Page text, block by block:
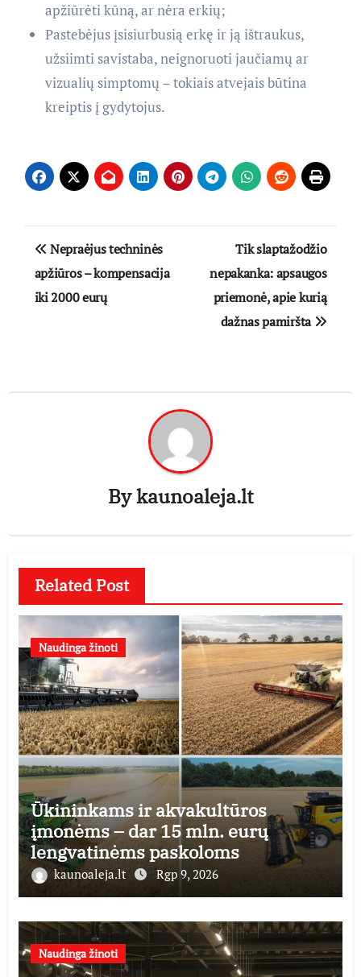
apžiūrėti kūną, ar nėra erkių;
Pastebėjus įsisiurbusią erkę ir ją ištraukus,
užsiimti savistaba, neignoruoti jaučiamų ar
vizualių simptomų – tokiais atvejais būtina
kreiptis į gydytojus.
Navigacija
tarp
įrašų
Nepraėjus techninės
apžiūros – kompensacija
iki 2000 eurų
Tik slaptažodžio
nepakanka: apsaugos
priemonė, apie kurią
dažnas pamiršta
Bykaunoaleja.lt
Related Post
Naudinga žinoti
Ūkininkams ir akvakultūros
įmonėms – dar 15 mln. eurų
lengvatinėms paskoloms
kaunoaleja.lt Rgp 9, 2026
Naudinga žinoti